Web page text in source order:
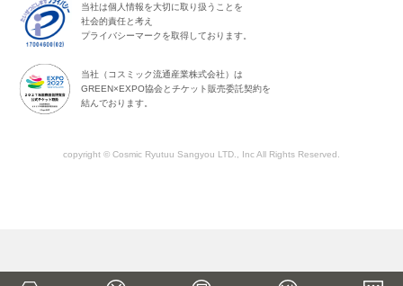
当社は個人情報を大切に取り扱うことを
社会的責任と考え
プライバシーマークを取得しております。
当社（コスミック流通産業株式会社）は
GREEN×EXPO協会とチケット販売委託契約を
結んでおります。
copyright © Cosmic Ryutuu Sangyou LTD., Inc All Rights Reserved.